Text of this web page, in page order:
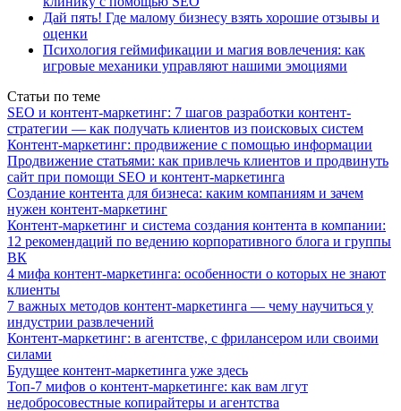
Дай пять! Где малому бизнесу взять хорошие отзывы и
оценки
Психология геймификации и магия вовлечения: как
игровые механики управляют нашими эмоциями
Статьи по теме
SEO и контент-маркетинг: 7 шагов разработки контент-
стратегии — как получать клиентов из поисковых систем
Контент-маркетинг: продвижение с помощью информации
Продвижение статьями: как привлечь клиентов и продвинуть
сайт при помощи SEO и контент-маркетинга
Создание контента для бизнеса: каким компаниям и зачем
нужен контент-маркетинг
Контент-маркетинг и система создания контента в компании:
12 рекомендаций по ведению корпоративного блога и группы
ВК
4 мифа контент-маркетинга: особенности о которых не знают
клиенты
7 важных методов контент-маркетинга — чему научиться у
индустрии развлечений
Контент-маркетинг: в агентстве, с фрилансером или своими
силами
Будущее контент-маркетинга уже здесь
Топ-7 мифов о контент-маркетинге: как вам лгут
недобросовестные копирайтеры и агентства